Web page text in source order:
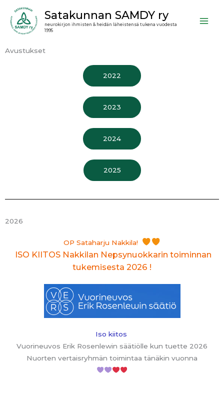
sisältöön
Satakunnan SAMDY ry
neurokirjon ihmisten & heidän läheistensä tukena vuodesta
1995
Avustukset
2022
2023
2024
2025
2026
OP Sataharju Nakkila!
ISO KIITOS Nakkilan Nepsynuokkarin toiminnan
tukemisesta 2026 !
Iso kiitos
Vuorineuvos Erik Rosenlewin säätiölle kun tuette 2026
Nuorten vertaisryhmän toimintaa tänäkin vuonna